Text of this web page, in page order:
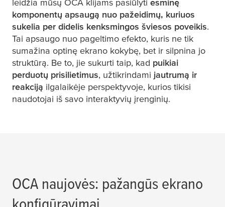
leidžia mūsų OCA klijams pasiūlyti esminę
komponentų apsaugą nuo pažeidimų, kuriuos
sukelia per didelis kenksmingos šviesos poveikis.
Tai apsaugo nuo pageltimo efekto, kuris ne tik
sumažina optinę ekrano kokybę, bet ir silpnina jo
struktūrą. Be to, jie sukurti taip, kad puikiai
perduotų prisilietimus, užtikrindami jautrumą ir
reakciją ilgalaikėje perspektyvoje, kurios tikisi
naudotojai iš savo interaktyvių įrenginių.
OCA naujovės: pažangūs ekrano
konfigūravimai